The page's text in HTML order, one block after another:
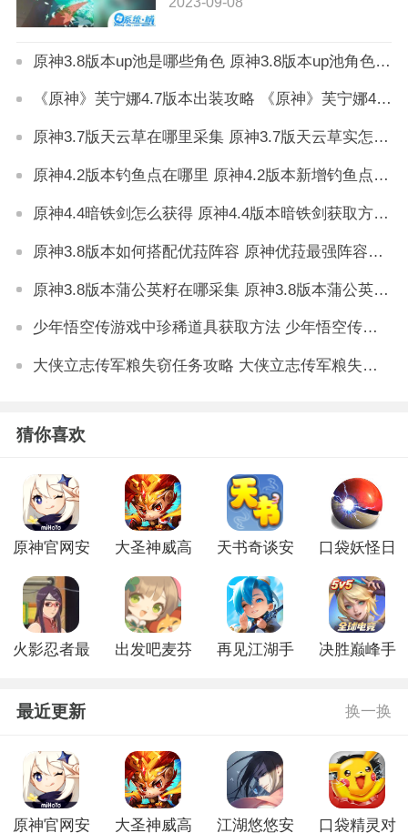
原神3.8版本up池是哪些角色 原神3.8版本up池角色详解
《原神》芙宁娜4.7版本出装攻略 《原神》芙宁娜4.7版本如何出装
原神3.7版天云草在哪里采集 原神3.7版天云草实怎么获得
原神4.2版本钓鱼点在哪里 原神4.2版本新增钓鱼点位置分享
原神4.4暗铁剑怎么获得 原神4.4版本暗铁剑获取方法详解
原神3.8版本如何搭配优菈阵容 原神优菈最强阵容搭配推荐
原神3.8版本蒲公英籽在哪采集 原神3.8版本蒲公英籽采集攻略
少年悟空传游戏中珍稀道具获取方法 少年悟空传游戏珍稀道具如何获取
大侠立志传军粮失窃任务攻略 大侠立志传军粮失窃任务如何做
猜你喜欢
原神官网安
大圣神威高
天书奇谈安
口袋妖怪日
火影忍者最
出发吧麦芬
再见江湖手
决胜巅峰手
最近更新 换一换
原神官网安 大圣神威高 江湖悠悠安 口袋精灵对